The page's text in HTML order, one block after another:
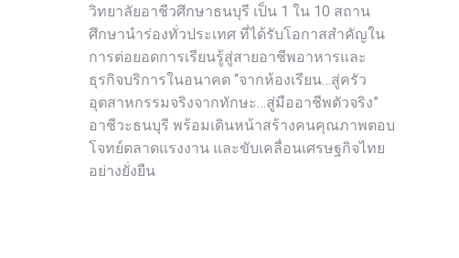
วิทยาลัยอาชีวศึกษาธนบุรี เป็น 1 ใน 10 สถาน
ศึกษานำร่องทั่วประเทศ ที่ได้รับโอกาสสำคัญใน
การต่อยอดการเรียนรู้สู่สายอาชีพอาหารและ
ธุรกิจบริการในอนาคต “จากห้องเรียน…สู่ครัว
อุตสาหกรรมจริงจากทักษะ…สู่มืออาชีพตัวจริง”
อาชีวะธนบุรี พร้อมเดินหน้าสร้างคนคุณภาพตอบ
โจทย์ตลาดแรงงาน และขับเคลื่อนเศรษฐกิจไทย
อย่างยั่งยืน